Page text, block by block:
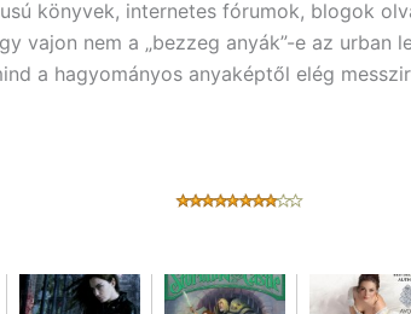
könyvek, internetes fórumok, blogok
vajon nem a „bezzeg anyák”-e az urban
a hagyományos anyaképtől elég